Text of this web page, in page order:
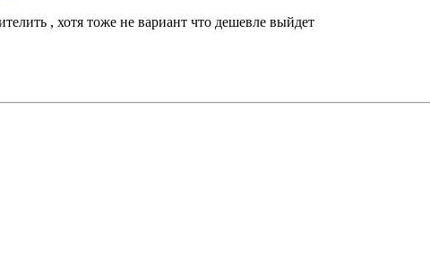
, хотя тоже не вариант что дешевле выйдет